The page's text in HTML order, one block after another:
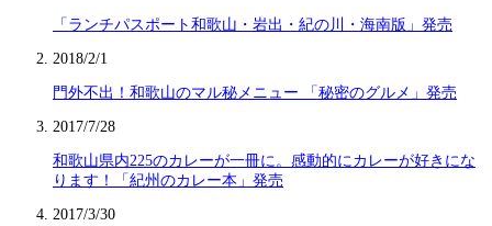
「ランチパスポート和歌山・岩出・紀の川・海南版」発売
2018/2/1
門外不出！和歌山のマル秘メニュー 「秘密のグルメ」発売
2017/7/28
和歌山県内225のカレーが一冊に。感動的にカレーが好きにな
ります！「紀州のカレー本」発売
2017/3/30